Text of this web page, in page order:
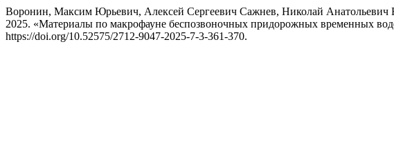
Воронин, Максим Юрьевич, Алексей Сергеевич Сажнев, Николай Анатольевич
2025. «Материалы по макрофауне беспозвоночных придорожных временных
https://doi.org/10.52575/2712-9047-2025-7-3-361-370.